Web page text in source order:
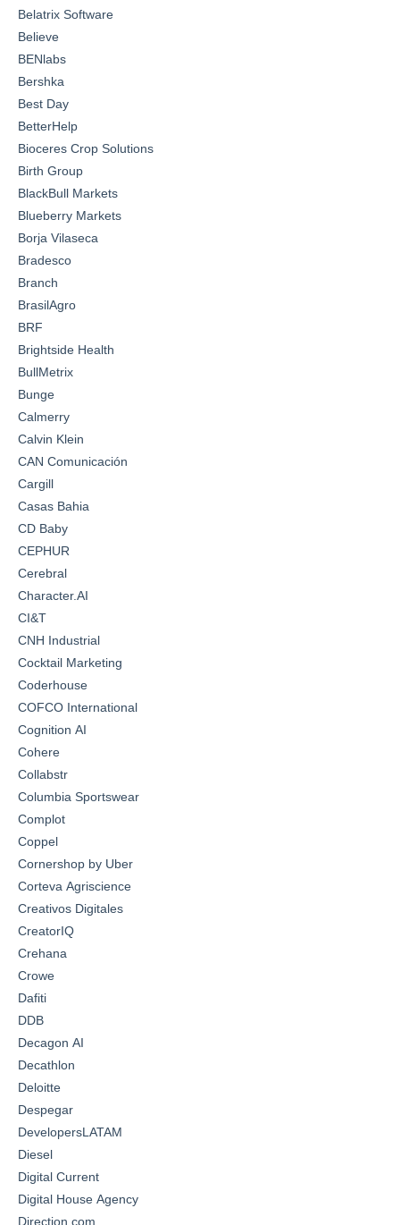
Belatrix Software
Believe
BENlabs
Bershka
Best Day
BetterHelp
Bioceres Crop Solutions
Birth Group
BlackBull Markets
Blueberry Markets
Borja Vilaseca
Bradesco
Branch
BrasilAgro
BRF
Brightside Health
BullMetrix
Bunge
Calmerry
Calvin Klein
CAN Comunicación
Cargill
Casas Bahia
CD Baby
CEPHUR
Cerebral
Character.AI
CI&T
CNH Industrial
Cocktail Marketing
Coderhouse
COFCO International
Cognition AI
Cohere
Collabstr
Columbia Sportswear
Complot
Coppel
Cornershop by Uber
Corteva Agriscience
Creativos Digitales
CreatorIQ
Crehana
Crowe
Dafiti
DDB
Decagon AI
Decathlon
Deloitte
Despegar
DevelopersLATAM
Diesel
Digital Current
Digital House Agency
Direction.com